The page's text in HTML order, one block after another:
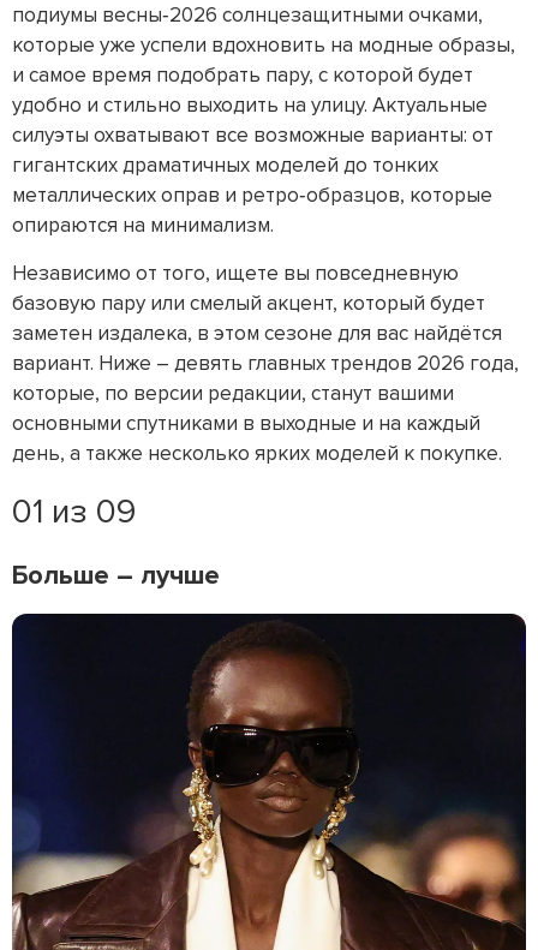
подиумы весны‑2026 солнцезащитными очками,
которые уже успели вдохновить на модные образы,
и самое время подобрать пару, с которой будет
удобно и стильно выходить на улицу. Актуальные
силуэты охватывают все возможные варианты: от
гигантских драматичных моделей до тонких
металлических оправ и ретро‑образцов, которые
опираются на минимализм.
Независимо от того, ищете вы повседневную
базовую пару или смелый акцент, который будет
заметен издалека, в этом сезоне для вас найдётся
вариант. Ниже – девять главных трендов 2026 года,
которые, по версии редакции, станут вашими
основными спутниками в выходные и на каждый
день, а также несколько ярких моделей к покупке.
01 из 09
Больше – лучше